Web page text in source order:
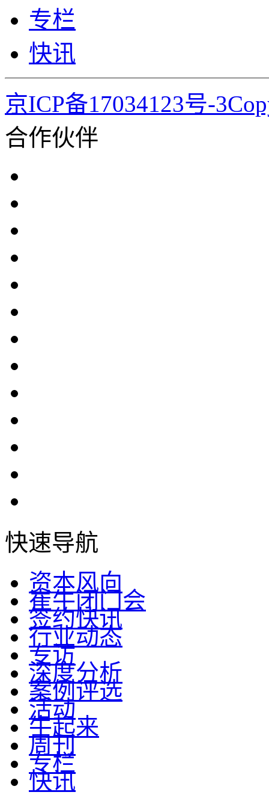
专栏
快讯
京ICP备17034123号-
合作伙伴
快速导航
资本风向
崔牛闭门会
签约快讯
行业动态
专访
深度分析
案例评选
活动
牛起来
周刊
专栏
快讯